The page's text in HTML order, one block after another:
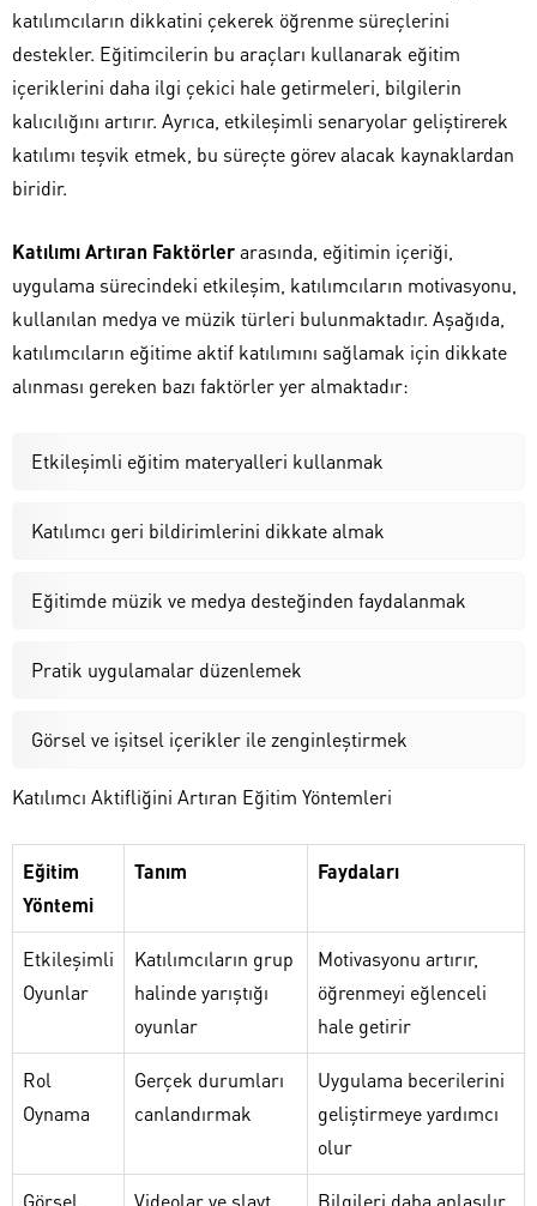
katılımcıların dikkatini çekerek öğrenme süreçlerini
destekler. Eğitimcilerin bu araçları kullanarak eğitim
içeriklerini daha ilgi çekici hale getirmeleri, bilgilerin
kalıcılığını artırır. Ayrıca, etkileşimli senaryolar geliştirerek
katılımı teşvik etmek, bu süreçte görev alacak kaynaklardan
biridir.
Katılımı Artıran Faktörlerarasında, eğitimin içeriği,
uygulama sürecindeki etkileşim, katılımcıların motivasyonu,
kullanılan medya ve müzik türleri bulunmaktadır. Aşağıda,
katılımcıların eğitime aktif katılımını sağlamak için dikkate
alınması gereken bazı faktörler yer almaktadır:
Etkileşimli eğitim materyalleri kullanmak
Katılımcı geri bildirimlerini dikkate almak
Eğitimde müzik ve medya desteğinden faydalanmak
Pratik uygulamalar düzenlemek
Görsel ve işitsel içerikler ile zenginleştirmek
Katılımcı Aktifliğini Artıran Eğitim Yöntemleri
Eğitim
Yöntemi
Tanım Faydaları
Etkileşimli
Oyunlar
Katılımcıların grup
halinde yarıştığı
oyunlar
Motivasyonu artırır,
öğrenmeyi eğlenceli
hale getirir
Rol
Oynama
Gerçek durumları
canlandırmak
Uygulama becerilerini
geliştirmeye yardımcı
olur
Görsel
Videolar ve slayt
Bilgileri daha anlaşılır